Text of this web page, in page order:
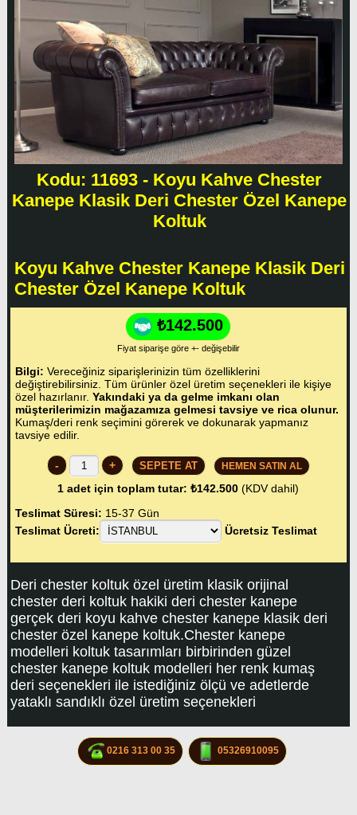
Kodu: 11693 - Koyu Kahve Chester
Kanepe Klasik Deri Chester Özel Kanepe
Koltuk
Koyu Kahve Chester Kanepe Klasik Deri
Chester Özel Kanepe Koltuk
₺142.500
Fiyat siparişe göre +- değişebilir
Bilgi: Vereceğiniz siparişlerinizin tüm özelliklerini
değiştirebilirsiniz. Tüm ürünler özel üretim seçenekleri ile kişiye
özel hazırlanır.Yakındaki ya da gelme imkanı olan
müşterilerimizin mağazamıza gelmesi tavsiye ve rica olunur.
Kumaş/deri renk seçimini görerek ve dokunarak yapmanız
tavsiye edilir.
- + HEMEN SATIN AL
1 adet için toplam tutar:₺142.500 (KDV dahil)
Teslimat Süresi: 15-37 Gün
Teslimat Ücreti:
Ücretsiz Teslimat
Deri chester koltuk özel üretim klasik orijinal
chester deri koltuk hakiki deri chester kanepe
gerçek deri koyu kahve chester kanepe klasik deri
chester özel kanepe koltuk.Chester kanepe
modelleri koltuk tasarımları birbirinden güzel
chester kanepe koltuk modelleri her renk kumaş
deri seçenekleri ile istediğiniz ölçü ve adetlerde
yataklı sandıklı özel üretim seçenekleri
0216 313 00 35 05326910095